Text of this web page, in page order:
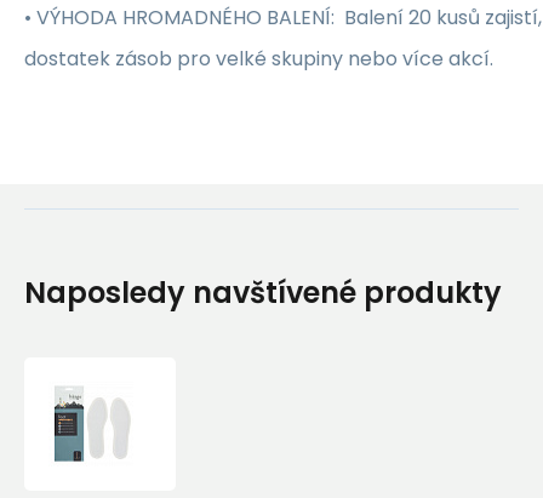
• VÝHODA HROMADNÉHO BALENÍ: Balení 20 kusů
dostatek zásob pro velké skupiny nebo více akcí.
Naposledy navštívené produkty